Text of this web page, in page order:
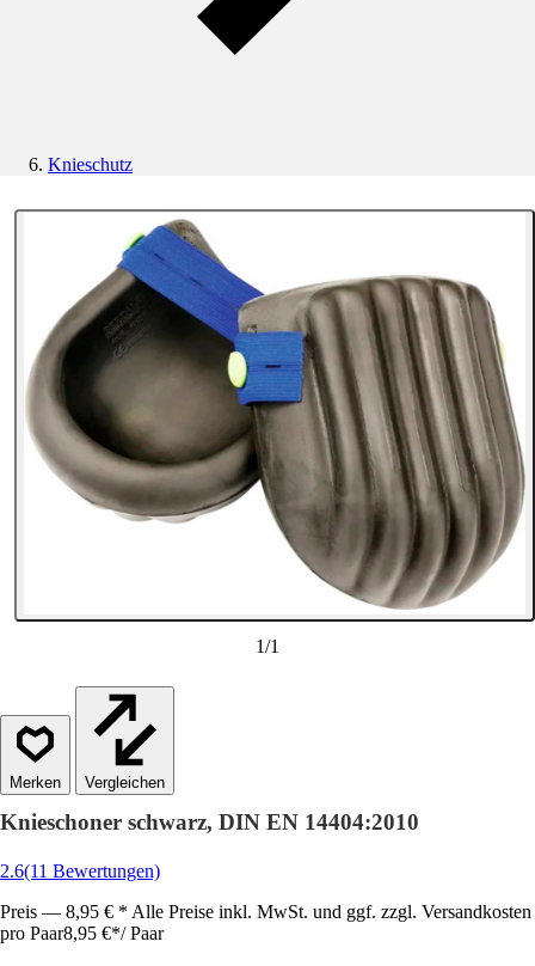
Knieschutz
1/1
Vergleichen
Knieschoner schwarz, DIN EN 14404:2010
2.6(11 Bewertungen)
Preis — 8,95 € * Alle Preise inkl. MwSt. und ggf. zzgl. Versandkosten
pro Paar8,95 €*/ Paar